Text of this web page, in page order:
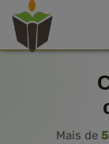
Mais de